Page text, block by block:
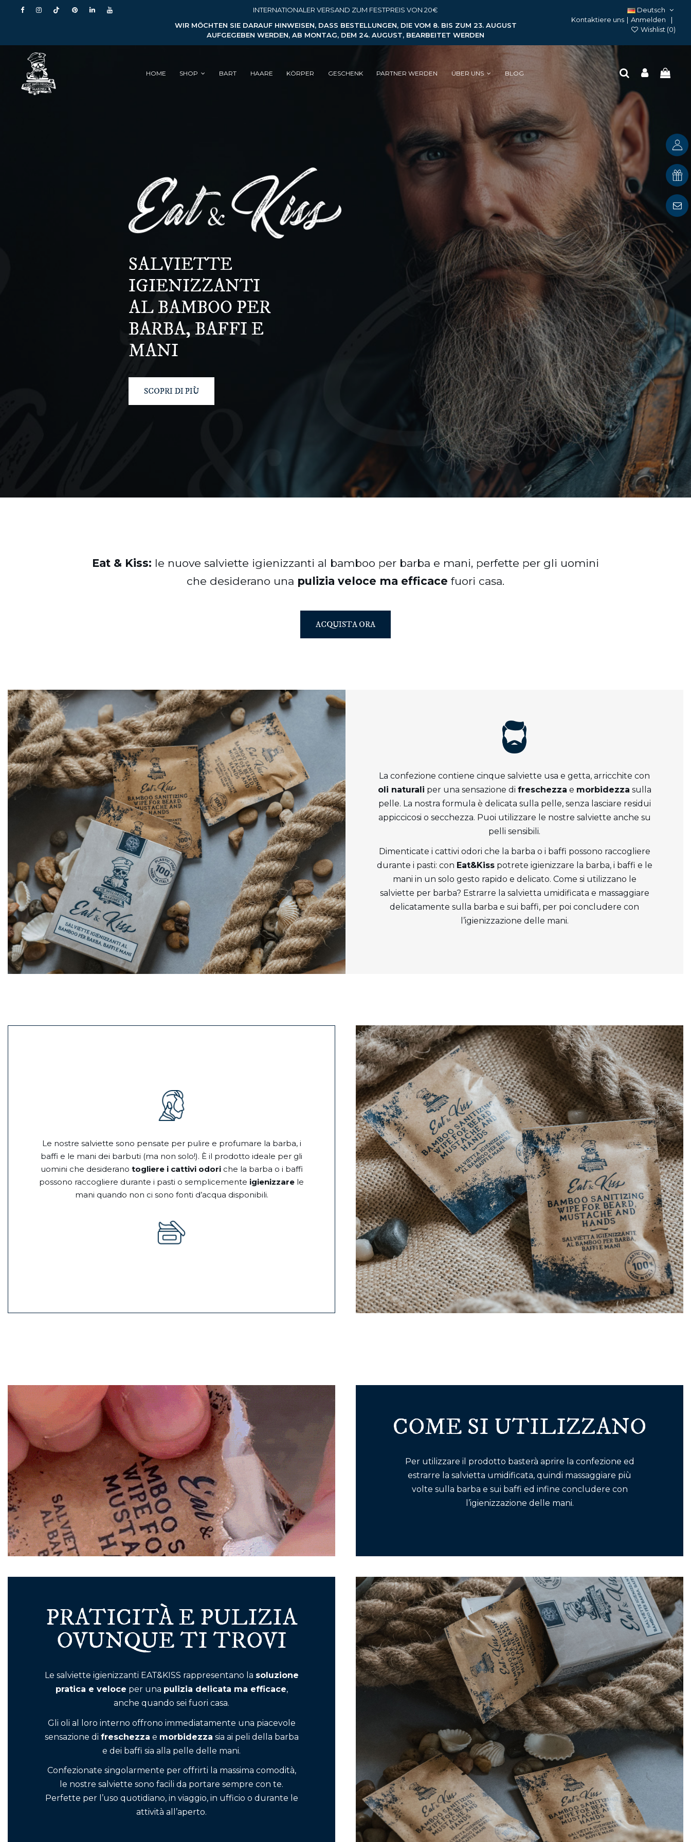
INTERNATIONALER VERSAND ZUM FESTPREIS VON 20€
WIR MÖCHTEN SIE DARAUF HINWEISEN, DASS BESTELLUNGEN, DIE VOM 8. BIS ZUM 23. AUGUST
AUFGEGEBEN WERDEN, AB MONTAG, DEM 24. AUGUST, BEARBEITET WERDEN
Deutsch
Kontaktiere uns | Anmelden
Wishlist (0)
HOME SHOP BART HAARE KÖRPER GESCHENK PARTNER WERDEN ÜBER UNS BLOG
SALVIETTE
IGIENIZZANTI
AL BAMBOO PER
BARBA, BAFFI E
MANI
SCOPRI DI PIÙ
Eat & Kiss: le nuove salviette igienizzanti al bamboo per barba e mani, perfette per gli uomini
che desiderano una pulizia veloce ma efficace fuori casa.
ACQUISTA ORA
La confezione contiene cinque salviette usa e getta, arricchite con
oli naturali per una sensazione di freschezza e morbidezza sulla
pelle. La nostra formula è delicata sulla pelle, senza lasciare residui
appiccicosi o secchezza. Puoi utilizzare le nostre salviette anche su
pelli sensibili.
Dimenticate i cattivi odori che la barba o i baffi possono raccogliere
durante i pasti: con Eat&Kisspotrete igienizzare la barba, i baffi e le
mani in un solo gesto rapido e delicato. Come si utilizzano le
salviette per barba? Estrarre la salvietta umidificata e massaggiare
delicatamente sulla barba e sui baffi, per poi concludere con
l’igienizzazione delle mani.
Le nostre salviette sono pensate per pulire e profumare la barba, i
baffi e le mani dei barbuti (ma non solo!). È il prodotto ideale per gli
uomini che desiderano togliere i cattivi odoriche la barba o i baffi
possono raccogliere durante i pasti o semplicemente igienizzare le
mani quando non ci sono fonti d’acqua disponibili.
COME SI UTILIZZANO
Per utilizzare il prodotto basterà aprire la confezione ed
estrarre la salvietta umidificata, quindi massaggiare più
volte sulla barba e sui baffi ed infine concludere con
l’igienizzazione delle mani.
PRATICITÀ E PULIZIA
OVUNQUE TI TROVI
Le salviette igienizzanti EAT&KISS rappresentano la soluzione
pratica e veloce per una pulizia delicata ma efficace,
anche quando sei fuori casa.
Gli oli al loro interno offrono immediatamente una piacevole
sensazione di freschezza e morbidezza sia ai peli della barba
e dei baffi sia alla pelle delle mani.
Confezionate singolarmente per offrirti la massima comodità,
le nostre salviette sono facili da portare sempre con te.
Perfette per l’uso quotidiano, in viaggio, in ufficio o durante le
attività all’aperto.